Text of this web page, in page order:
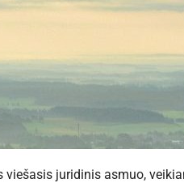
juridinis asmuo,